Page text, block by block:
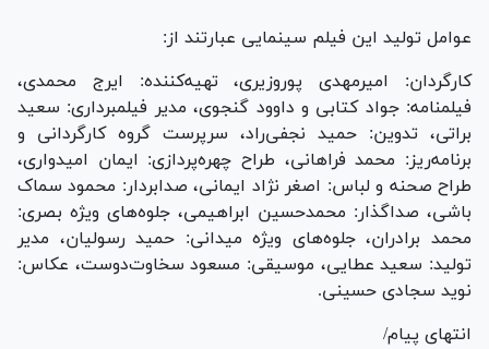
عوامل تولید این فیلم سینمایی عبارتند از:
کارگردان: امیرمهدی پوروزیری، تهیه‌کننده: ایرج محمدی،
فیلمنامه: جواد کتابی و داوود گنجوی، مدیر فیلمبرداری: سعید
براتی، تدوین: حمید نجفی‌راد، سرپرست گروه کارگردانی و
برنامه‌ریز: محمد فراهانی، طراح چهره‌پردازی: ایمان امیدواری،
طراح صحنه و لباس: اصغر نژاد ایمانی، صدابردار: محمود سماک
باشی، صداگذار: محمدحسین ابراهیمی، جلوه‌های ویژه بصری:
محمد برادران، جلوه‌های ویژه میدانی: حمید رسولیان، مدیر
تولید: سعید عطایی، موسیقی: مسعود سخاوت‌دوست، عکاس:
نوید سجادی حسینی.
انتهای پیام/